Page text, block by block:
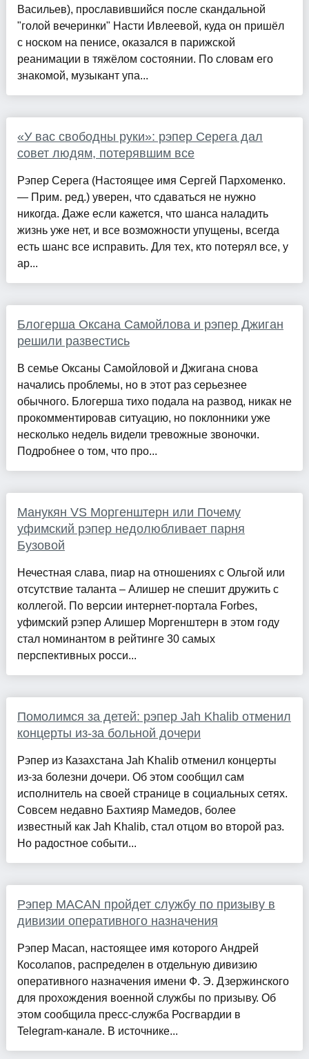
Васильев), прославившийся после скандальной
"голой вечеринки" Насти Ивлеевой, куда он пришёл
с носком на пенисе, оказался в парижской
реанимации в тяжёлом состоянии. По словам его
знакомой, музыкант упа...
«У вас свободны руки»: рэпер Серега дал
совет людям, потерявшим все
Рэпер Серега (Настоящее имя Сергей Пархоменко.
— Прим. ред.) уверен, что сдаваться не нужно
никогда. Даже если кажется, что шанса наладить
жизнь уже нет, и все возможности упущены, всегда
есть шанс все исправить. Для тех, кто потерял все, у
ар...
Блогерша Оксана Самойлова и рэпер Джиган
решили развестись
В семье Оксаны Самойловой и Джигана снова
начались проблемы, но в этот раз серьезнее
обычного. Блогерша тихо подала на развод, никак не
прокомментировав ситуацию, но поклонники уже
несколько недель видели тревожные звоночки.
Подробнее о том, что про...
Манукян VS Моргенштерн или Почему
уфимский рэпер недолюбливает парня
Бузовой
Нечестная слава, пиар на отношениях с Ольгой или
отсутствие таланта – Алишер не спешит дружить с
коллегой. По версии интернет-портала Forbes,
уфимский рэпер Алишер Моргенштерн в этом году
стал номинантом в рейтинге 30 самых
перспективных росси...
Помолимся за детей: рэпер Jah Khalib отменил
концерты из-за больной дочери
Рэпер из Казахстана Jah Khalib отменил концерты
из-за болезни дочери. Об этом сообщил сам
исполнитель на своей странице в социальных сетях.
Совсем недавно Бахтияр Мамедов, более
известный как Jah Khalib, стал отцом во второй раз.
Но радостное событи...
Рэпер MACAN пройдет службу по призыву в
дивизии оперативного назначения
Рэпер Macan, настоящее имя которого Андрей
Косолапов, распределен в отдельную дивизию
оперативного назначения имени Ф. Э. Дзержинского
для прохождения военной службы по призыву. Об
этом сообщила пресс-служба Росгвардии в
Telegram-канале. В источнике...